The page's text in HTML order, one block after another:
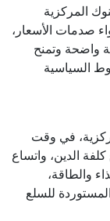
المركزية
صدمات الأسعار،
واضحة وتمنح
السياسية
في وقت
الدين، واتساع
والطاقة،
للسلع